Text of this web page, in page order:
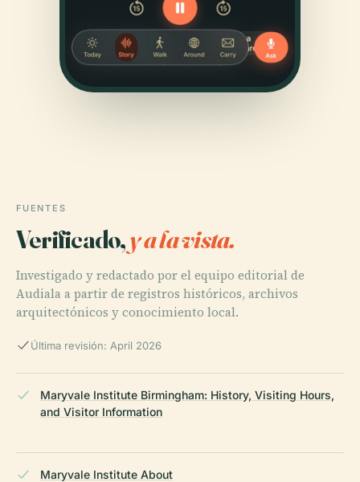
FUENTES
Verificado,y a la vista.
Investigado y redactado por el equipo editorial de
Audiala a partir de registros históricos, archivos
arquitectónicos y conocimiento local.
Última revisión: April 2026
Maryvale Institute Birmingham: History, Visiting Hours,
and Visitor Information
Maryvale Institute About